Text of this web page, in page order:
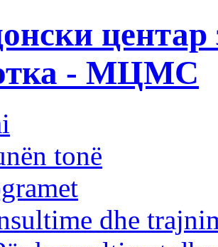
центар
- МЦМС
tonë
dhe